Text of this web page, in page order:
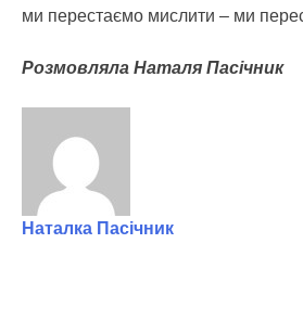
ми перестаємо мислити – ми
Розмовляла Наталя Пасічник
Наталка Пасічник